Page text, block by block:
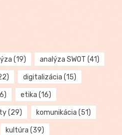
(19) analýza SWOT (41)
digitalizácia (15)
etika (16)
(29) komunikácia (51)
kultúra (39)